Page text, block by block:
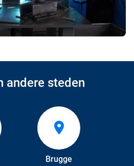
andere steden
Brugge